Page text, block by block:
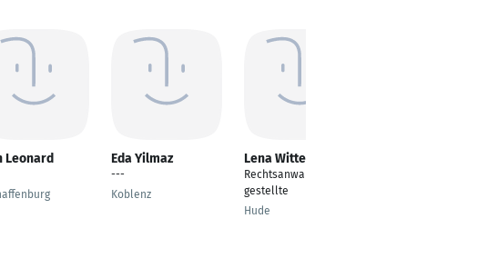
Leonard Eda Yilmaz
---
Koblenz
Lena Witte
Rechtsanwaltsfachan
gestellte
Hude